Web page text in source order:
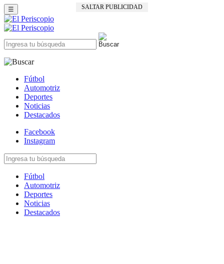
SALTAR PUBLICIDAD
☰
Fútbol
Automotriz
Deportes
Noticias
Destacados
Facebook
Instagram
Fútbol
Automotriz
Deportes
Noticias
Destacados